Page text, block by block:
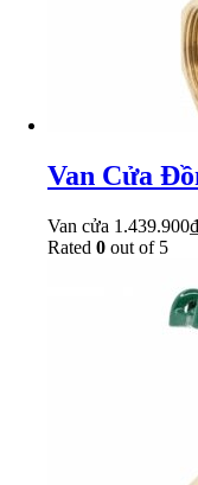
Van Cửa
Van cửa 1.439.900₫
Rated 0 out of 5